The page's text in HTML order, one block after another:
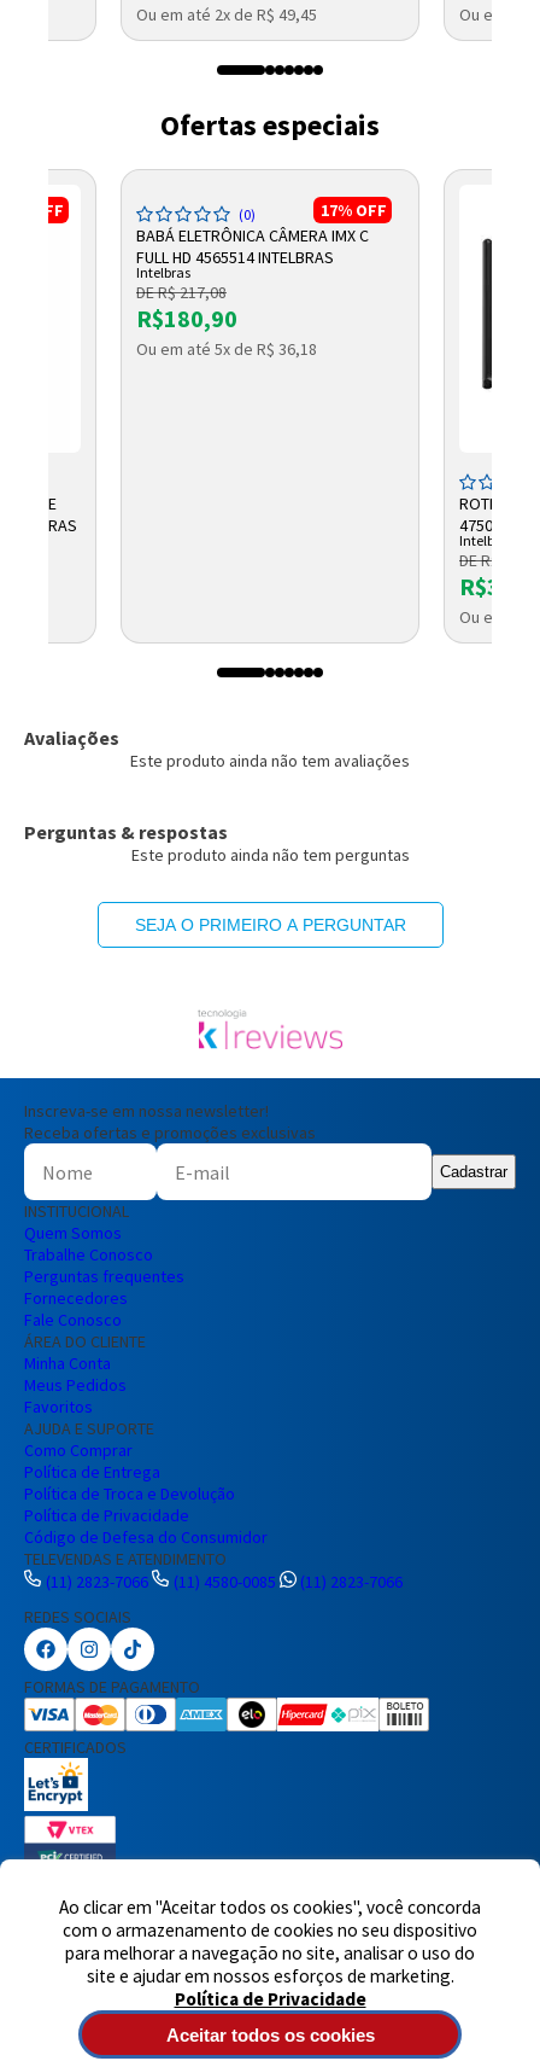
Ao clicar em "Aceitar todos os cookies", você concorda
com o armazenamento de cookies no seu dispositivo
para melhorar a navegação no site, analisar o uso do
site e ajudar em nossos esforços de marketing.
Política de Privacidade
Aceitar todos os cookies
Ou em até 2x de R$ 49,45 Ou em até
Ofertas especiais
OFF
DE
17% OFF
(0)
BABÁ ELETRÔNICA CÂMERA IMX C
FULL HD 4565514 INTELBRAS
Intelbras
DE R$ 217,08
R$180,90
Ou em até 5x de R$ 36,18
4750243
Intelbras
DE R$
Ou em até
Avaliações
Este produto ainda não tem avaliações
Perguntas & respostas
Este produto ainda não tem perguntas
SEJA O PRIMEIRO A PERGUNTAR
Inscreva-se em nossa newsletter!
Receba ofertas e promoções exclusivas
Cadastrar
INSTITUCIONAL
Quem Somos
Trabalhe Conosco
Perguntas frequentes
Fornecedores
Fale Conosco
ÁREA DO CLIENTE
Minha Conta
Meus Pedidos
Favoritos
AJUDA E SUPORTE
Como Comprar
Política de Entrega
Política de Troca e Devolução
Política de Privacidade
Código de Defesa do Consumidor
TELEVENDAS E ATENDIMENTO
(11) 2823-7066
(11) 4580-0085
(11) 2823-7066
REDES SOCIAIS
FORMAS DE PAGAMENTO
CERTIFICADOS
7460 avaliações reais
© 2025,Eletrônica Santana Ltda. Todos os direitos reservados.
Voluntários da Pátria, 1495 - Santana - CEP 02011-200 - São Paulo -
Atendimento de segunda à quinta-feira das 8h às 18h e sexta-
feira das 8h às 17h - CNPJ: 60717899/0001-90
Nome Completo
Iniciar Conversa